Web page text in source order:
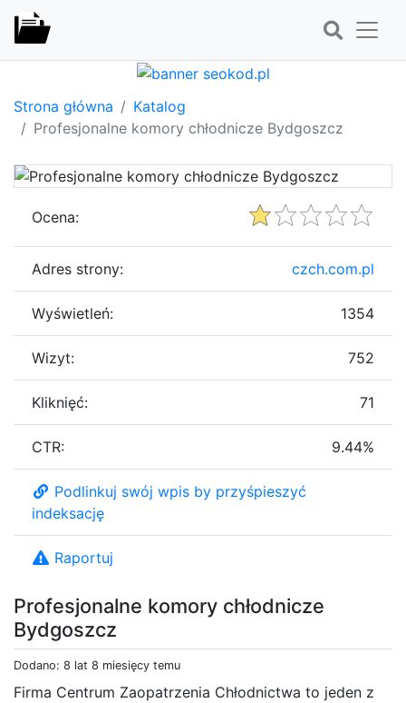
Strona główna
Katalog
Profesjonalne komory chłodnicze Bydgoszcz
Profesjonalne komory chłodnicze
Bydgoszcz
Dodano: 8 lat 8 miesięcy temu
Firma Centrum Zaopatrzenia Chłodnictwa to jeden z
Ocena:
Adres strony: czch.com.pl
Wyświetleń: 1354
Wizyt: 752
Kliknięć: 71
CTR: 9.44%
Podlinkuj swój wpis by przyśpieszyć
indeksację
Raportuj